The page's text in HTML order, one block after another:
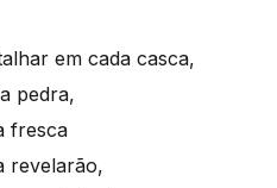
em cada casca,
pedra,
fresca
revelarão,